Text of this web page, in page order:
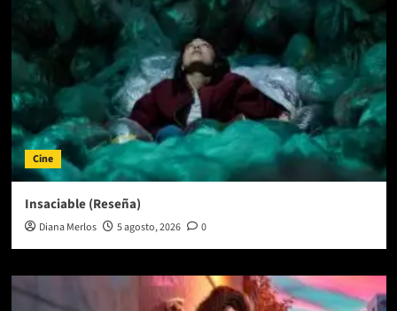
Cine
Insaciable (Reseña)
Diana Merlos 5 agosto, 2026 0